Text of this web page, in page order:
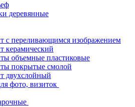
деревянные
с переливающимся изображением
керамический
объемные пластиковые
покрытые смолой
двухслойный
фото, визиток